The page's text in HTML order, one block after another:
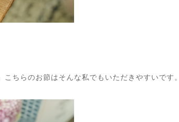
ちらのお節はそんな私でもいただきやすいです。